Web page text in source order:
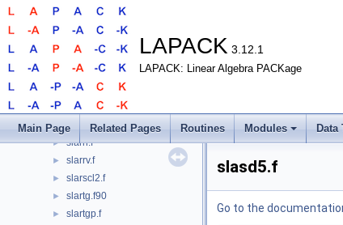
LAPACK 3.12.1
LAPACK: Linear Algebra PACKage
Main Page Related Pages Routines Modules Data
► slarrb.f
► slarrc.f
► slarrd.f
► slarre.f
► slarrf.f
► slarrj.f
► slarrk.f
► slarrr.f
► slarrv.f
► slarscl2.f
► slartg.f90
► slartgp.f
slasd5.f
Go to the